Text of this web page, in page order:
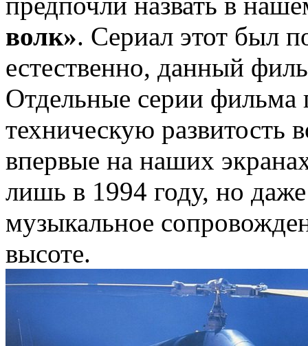
волк». Сериал этот был
естественно, данный
Отдельные серии
техническую
впервые на наших
лишь в 1994 году, но
музыкальное
высоте.